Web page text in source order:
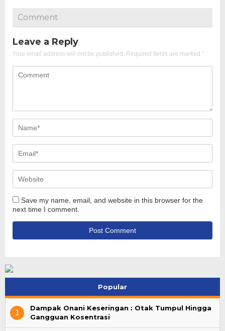
Comment
Leave a Reply
Your email address will not be published. Required fields are marked *
Save my name, email, and website in this browser for the
next time I comment.
Popular
1
Dampak Onani Keseringan : Otak Tumpul Hingga
Gangguan Kosentrasi